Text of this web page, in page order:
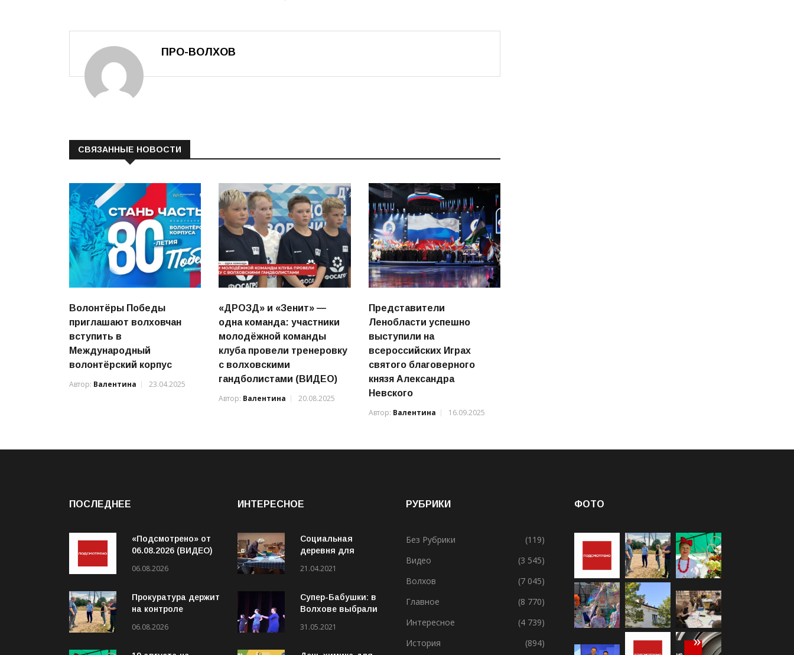
ПРО-ВОЛХОВ
СВЯЗАННЫЕ НОВОСТИ
Волонтёры Победы
приглашают волховчан
вступить в
Международный
волонтёрский корпус
Автор: Валентина 23.04.2025
«ДРОЗД» и «Зенит» —
одна команда: участники
молодёжной команды
клуба провели тренеровку
с волховскими
гандболистами (ВИДЕО)
Автор: Валентина 20.08.2025
Представители
Ленобласти успешно
выступили на
всероссийских Играх
святого благоверного
князя Александра
Невского
Автор: Валентина 16.09.2025
ПОСЛЕДНЕЕ
«Подсмотрено» от
06.08.2026 (ВИДЕО)
06.08.2026
Прокуратура держит
на контроле
пассажирских
06.08.2026
ИНТЕРЕСНОЕ
Социальная
деревня для
21.04.2021
Супер-Бабушки: в
Волхове выбрали
(ВИДЕО)
31.05.2021
РУБРИКИ
Без Рубрики
(119)
Видео
(3 545)
Волхов
(7 045)
Главное
(8 770)
Интересное
(4 739)
История
(894)
ФОТО